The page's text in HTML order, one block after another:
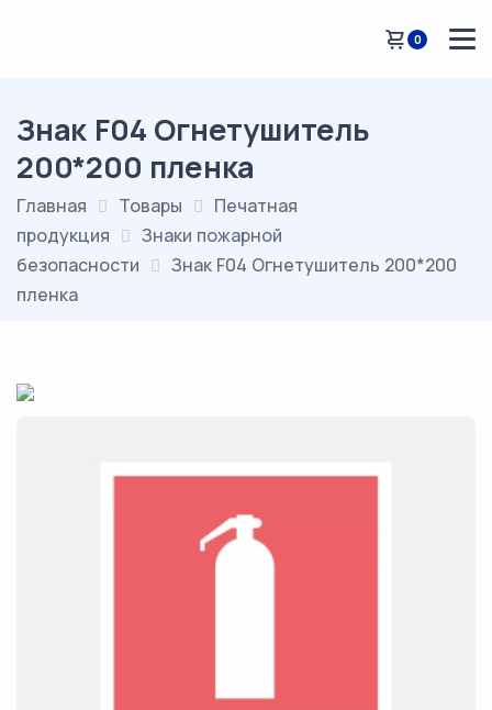
0
Знак F04 Огнетушитель
200*200 пленка
Главная Товары
Печатная
продукция
Знаки пожарной
безопасности
Знак F04 Огнетушитель 200*200
пленка